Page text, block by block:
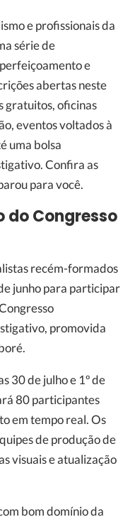
e profissionais da
série de
e
abertas neste
gratuitos, oficinas
eventos voltados à
uma bolsa
Confira as
para você.
Congresso
recém-formados
junho para participar
promovida
30 de julho e 1º de
80 participantes
em tempo real. Os
de produção de
visuais e atualização
bom domínio da